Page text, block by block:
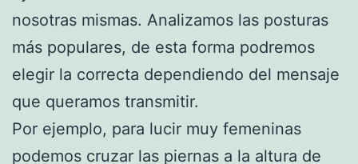
nosotras mismas. Analizamos las posturas
más populares, de esta forma podremos
elegir la correcta dependiendo del mensaje
que queramos transmitir.
Por ejemplo, para lucir muy femeninas
podemos cruzar las piernas a la altura de